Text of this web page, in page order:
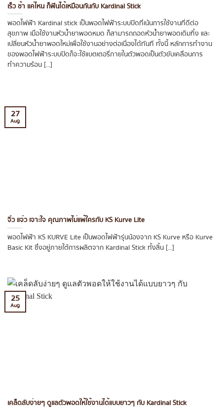
เร็ว ช้า แค่ไหน ก็ฟินได้เหมือนกันกับ Kardinal Stick
พอดไฟฟ้า Kardinal stick เป็นพอดไฟฟ้าระบบปิดที่เน้นการใช้งานที่ดีต่อ
สุขภาพ เมื่อใช้งานหัวน้ำยาพอดหมด ก็สามารถถอดหัวน้ำยาพอดเดิมทิ้ง และ
เปลี่ยนหัวน้ำยาพอดใหม่เพื่อใช้งานอย่างต่อเนื่องได้ทันที ทั้งนี้ หลักการทำงาน
ของพอดไฟฟ้าระบบปิดก็จะใช้แบตเตอรี่ภายในตัวพอดเป็นตัวขับเคลื่อนการ
ทำความร้อน [...]
จิ๋ว แจ๋ว เจาะใจ คุณภาพไม่แพ้ใครกับ KS Kurve Lite
พอดไฟฟ้า KS KURVE Lite เป็นพอดไฟฟ้ารุ่นน้องจาก KS Kurve หรือ Kurve
Basic Kit ซึ่งอยู่ภายใต้การผลิตจาก Kardinal Stick ทั้งสิ้น [...]
27
Aug
เคล็ดลับง่ายๆ ดูแลตัวพอดให้ใช้งานได้แบบยาวๆ กับ Kardinal Stick
25
Aug